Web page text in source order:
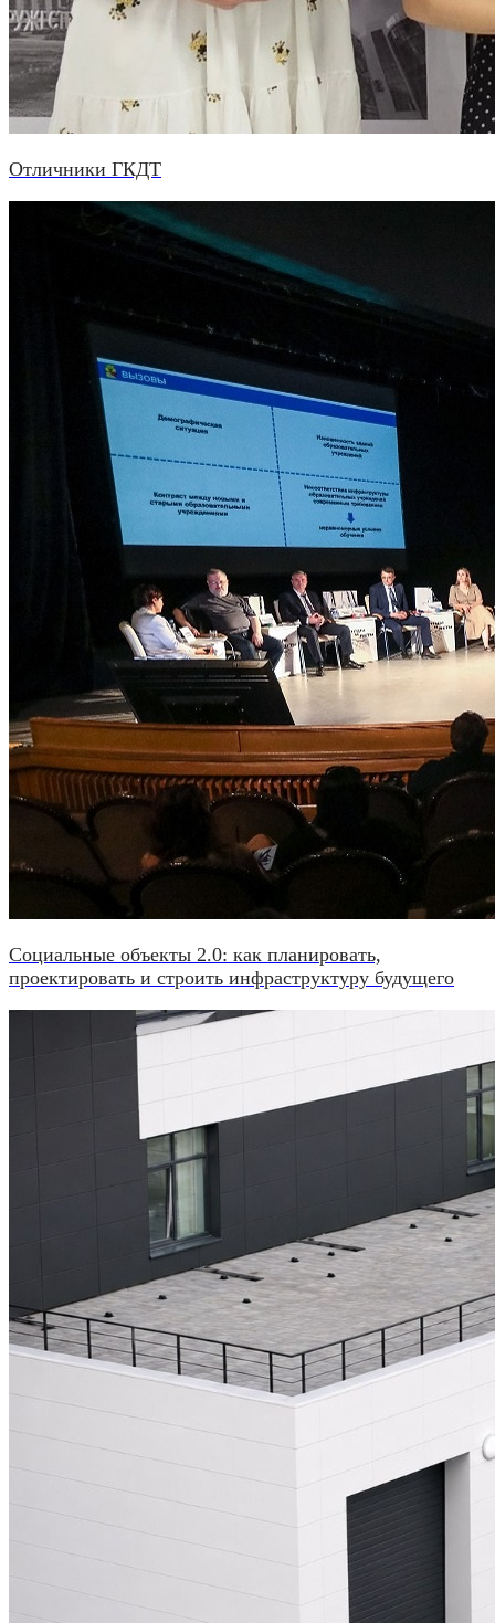
Отличники ГКДТ
Социальные объекты 2.0: как планировать,
проектировать и строить инфраструктуру будущего